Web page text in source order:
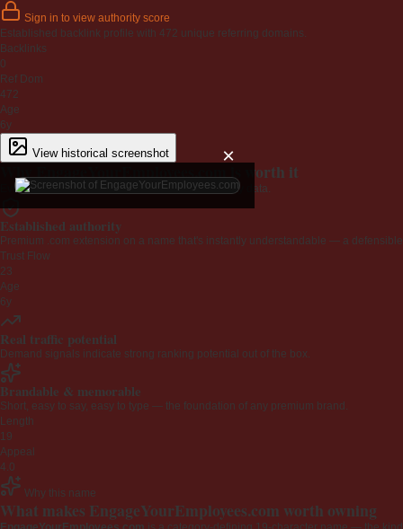
Sign in to view authority score
Established backlink profile with 472 unique referring domains.
Backlinks
0
Ref Dom
472
Age
6y
View historical screenshot ×
Why EngageYourEmployees.com is worth it
Every claim below is backed by verified third-party data.
Established authority
Premium .com extension on a name that's instantly understandable — a
Trust Flow
23
Age
6y
Real traffic potential
Demand signals indicate strong ranking potential out of the box.
Brandable & memorable
Short, easy to say, easy to type — the foundation of any premium brand.
Length
19
Appeal
4.0
Why this name
What makes EngageYourEmployees.com worth owning